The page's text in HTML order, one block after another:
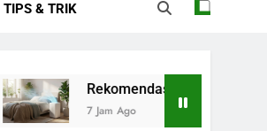
Kamar Tidur
TIPS & TRIK
Rekomendasi Air Purifier Hemat
7 Jam Ago